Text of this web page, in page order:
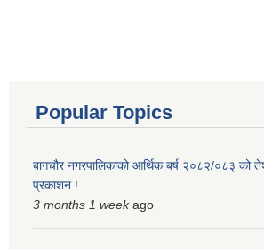
Popular Topics
बागचौर नगरपालिकाको आर्थिक बर्ष २०८२/०८३ को
प्रकाशन !
3 months 1 weekago